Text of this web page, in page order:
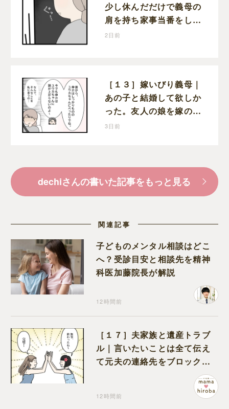
少し休んだだけで義母の
肩を持ち家事当番をしな
かったと責める夫
2日前
［１３］嫁いびり義母｜
あの子と結婚して欲しか
った。友人の娘を嫁の前
で褒めちぎる無神経な義
3日前
dechiさんの書いた記事をもっと見る
関連記事
子どものメンタル相談はどこ
へ？受診目安と相談先を精神
科医加藤院長が解説
12時間前
［１７］夫家族と遺産トラブ
ル｜言いたいことは全て伝え
て元夫の連絡先をブロック。
離婚できた喜びを噛みしめる
12時間前